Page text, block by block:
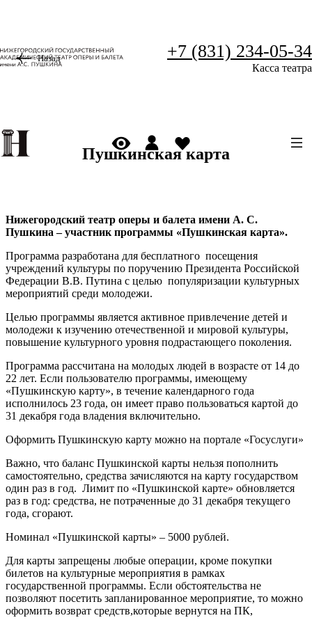
+7 (831) 234-05-34
Касса театра
Назад
Пушкинская карта
Нижегородский театр оперы и балета имени А. С.
Пушкина – участник программы «Пушкинская карта».
Программа разработана для бесплатного посещения
учреждений культуры по поручению Президента Российской
Федерации В.В. Путина с целью популяризации культурных
мероприятий среди молодежи.
Целью программы является активное привлечение детей и
молодежи к изучению отечественной и мировой культуры,
повышение культурного уровня подрастающего поколения.
Программа рассчитана на молодых людей в возрасте от 14 до
22 лет. Если пользователю программы, имеющему
«Пушкинскую карту», в течение календарного года
исполнилось 23 года, он имеет право пользоваться картой до
31 декабря года владения включительно.
Оформить Пушкинскую карту можно на портале «Госуслуги»
Важно, что баланс Пушкинской карты нельзя пополнить
самостоятельно, средства зачисляются на карту государством
один раз в год. Лимит по «Пушкинской карте» обновляется
раз в год: средства, не потраченные до 31 декабря текущего
года, сгорают.
Номинал «Пушкинской карты» – 5000 рублей.
Для карты запрещены любые операции, кроме покупки
билетов на культурные мероприятия в рамках
государственной программы. Если обстоятельства не
позволяют посетить запланированное мероприятие, то можно
оформить возврат средств,которые вернутся на ПК,